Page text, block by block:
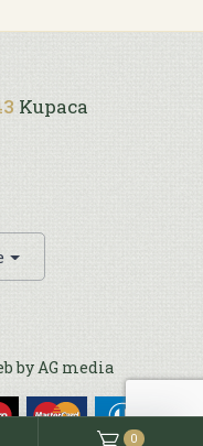
Kupaca
by AG media
0